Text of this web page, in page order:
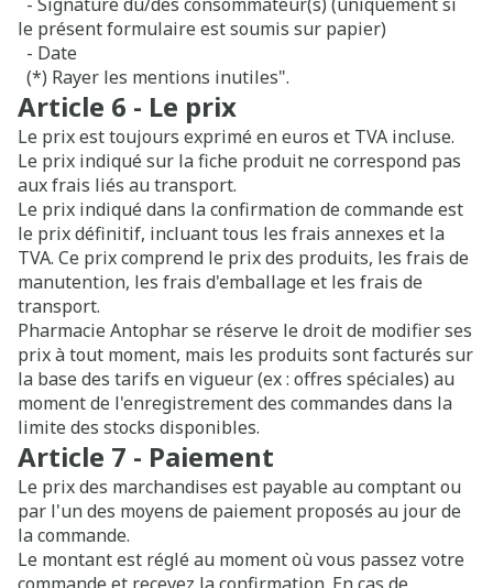
le présent formulaire est soumis sur papier)
- Date
(*) Rayer les mentions inutiles".
Article 6 - Le prix
Le prix est toujours exprimé en euros et TVA incluse.
Le prix indiqué sur la fiche produit ne correspond pas
aux frais liés au transport.
Le prix indiqué dans la confirmation de commande est
le prix définitif, incluant tous les frais annexes et la
TVA. Ce prix comprend le prix des produits, les frais de
manutention, les frais d'emballage et les frais de
transport.
Pharmacie Antophar se réserve le droit de modifier ses
prix à tout moment, mais les produits sont facturés sur
la base des tarifs en vigueur (ex : offres spéciales) au
moment de l'enregistrement des commandes dans la
limite des stocks disponibles.
Article 7 - Paiement
Le prix des marchandises est payable au comptant ou
par l'un des moyens de paiement proposés au jour de
la commande.
Le montant est réglé au moment où vous passez votre